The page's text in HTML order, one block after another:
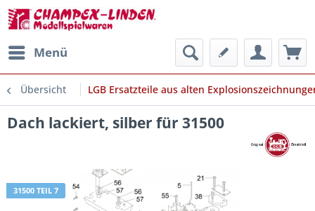
Menü
Übersicht LGB Ersatzteile aus alten
Dach lackiert, silber für 31500
31500 TEIL 7